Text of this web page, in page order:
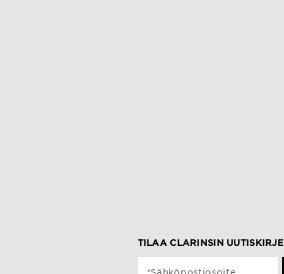
TILAA CLARINSIN UUTISKIRJE